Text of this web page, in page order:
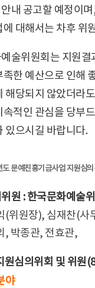
내 공고할 예정이
에 대해서는 차후 위
술위원회는 지원결
족한 예산으로 인해
해당되지 않았더라
속적인 관심을 당부
있으시길 바랍니다.
도 문예진흥기금사업 지원심
원 : 한국문화예술
(위원장), 심재찬(사
, 박종관, 전효관,
원심의위회 및 위원
야